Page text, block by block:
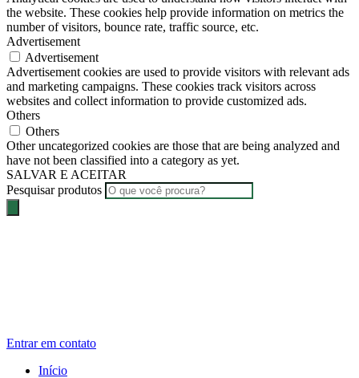
the website. These cookies help provide information on metrics the
number of visitors, bounce rate, traffic source, etc.
Advertisement
Advertisement
Advertisement cookies are used to provide visitors with relevant ads
and marketing campaigns. These cookies track visitors across
websites and collect information to provide customized ads.
Others
Others
Other uncategorized cookies are those that are being analyzed and
have not been classified into a category as yet.
SALVAR E ACEITAR
Pesquisar produtos
Entrar em contato
Início